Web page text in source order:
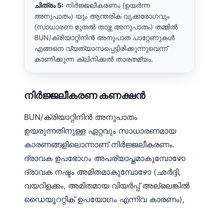
ചിത്രം 5: നിർജ്ജലീകരണം (ഉയർന്ന
അനുപാതം) യും ആന്തരിക വൃക്കരോഗവും
(സാധാരണ മുതൽ താഴ്ന്ന അനുപാതം) തമ്മിൽ
BUN/ക്രിയാറ്റിനിൻ അനുപാത പാറ്റേണുകൾ
എങ്ങനെ വ്യത്യാസപ്പെട്ടിരിക്കുന്നുവെന്ന്
കാണിക്കുന്ന ക്ലിനിക്കൽ താരതമ്യം.
നിർജ്ജലീകരണ കണക്ഷൻ
BUN/ക്രിയാറ്റിനിൻ അനുപാതം
ഉയരുന്നതിനുള്ള ഏറ്റവും സാധാരണമായ
കാരണങ്ങളിലൊന്നാണ് നിർജ്ജലീകരണം.
ദ്രാവക ഉപഭോഗം അപര്യാപ്തമാകുമ്പോഴോ
ദ്രാവക നഷ്ടം അമിതമാകുമ്പോഴോ (ഛർദ്ദി,
വയറിളക്കം, അമിതമായ വിയർപ്പ് അല്ലെങ്കിൽ
ഡൈയൂററ്റിക് ഉപയോഗം എന്നിവ കാരണം),
සිංහල
অসমীয়া
Galego
Latviešu valoda
Македонски јазик
Euskara
Occitan
Afrikaans
Монгол
ພາສາລາວ
Basa Jawa